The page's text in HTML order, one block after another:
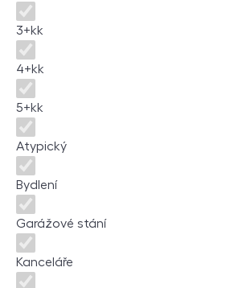
3+kk
4+kk
5+kk
Atypický
Bydlení
Garážové stání
Kanceláře